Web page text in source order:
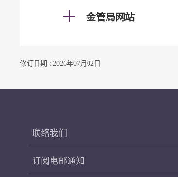
金管局网站
修订日期 : 2026年07月02日
联络我们
订阅电邮通知